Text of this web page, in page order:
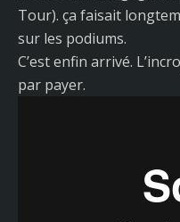
Tour). ça faisait
sur les podiums.
C’est enfin arrivé.
par payer.